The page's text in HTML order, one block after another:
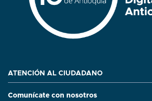
ATENCIÓN AL CIUDADANO
Comunícate con nosotros